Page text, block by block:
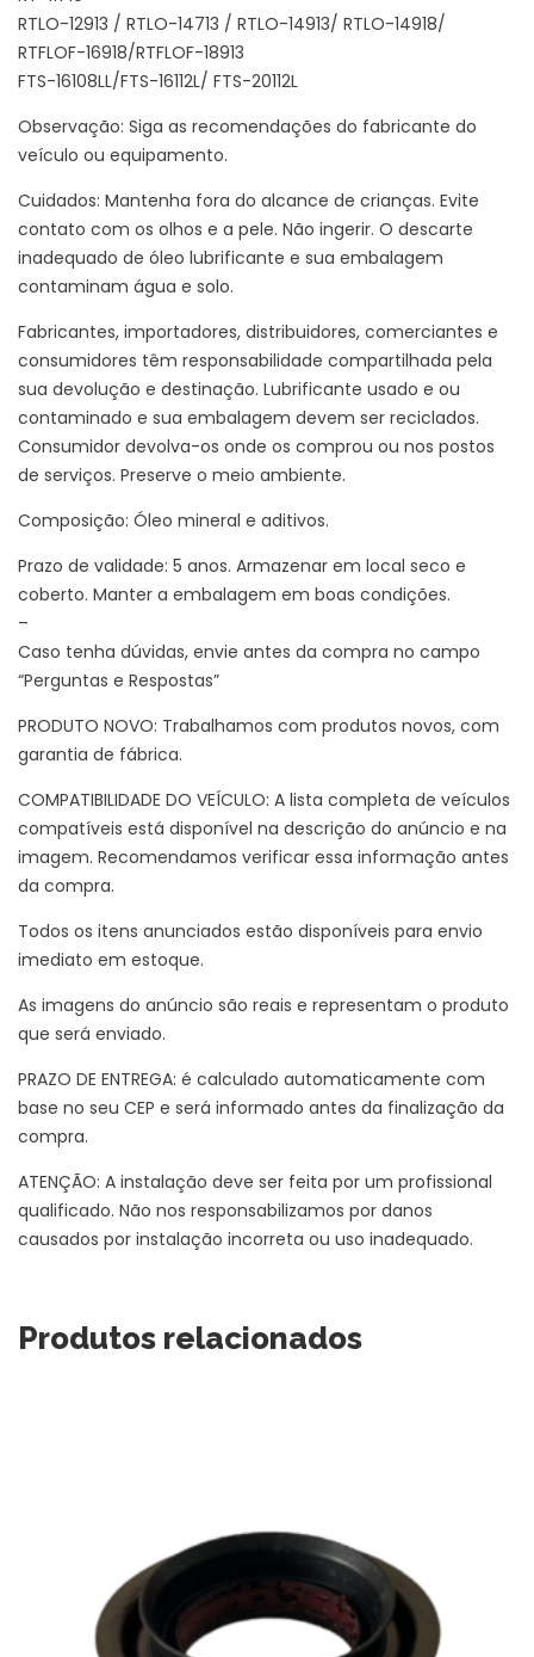
RTLO-12913 / RTLO-14713 / RTLO-14913/ RTLO-14918/
RTFLOF-16918/RTFLOF-18913
FTS-16108LL/FTS-16112L/ FTS-20112L
Observação: Siga as recomendações do fabricante do
veículo ou equipamento.
Cuidados: Mantenha fora do alcance de crianças. Evite
contato com os olhos e a pele. Não ingerir. O descarte
inadequado de óleo lubrificante e sua embalagem
contaminam água e solo.
Fabricantes, importadores, distribuidores, comerciantes e
consumidores têm responsabilidade compartilhada pela
sua devolução e destinação. Lubrificante usado e ou
contaminado e sua embalagem devem ser reciclados.
Consumidor devolva-os onde os comprou ou nos postos
de serviços. Preserve o meio ambiente.
Composição: Óleo mineral e aditivos.
Prazo de validade: 5 anos. Armazenar em local seco e
coberto. Manter a embalagem em boas condições.
–
Caso tenha dúvidas, envie antes da compra no campo
“Perguntas e Respostas”
PRODUTO NOVO: Trabalhamos com produtos novos, com
garantia de fábrica.
COMPATIBILIDADE DO VEÍCULO: A lista completa de veículos
compatíveis está disponível na descrição do anúncio e na
imagem. Recomendamos verificar essa informação antes
da compra.
Todos os itens anunciados estão disponíveis para envio
imediato em estoque.
As imagens do anúncio são reais e representam o produto
que será enviado.
PRAZO DE ENTREGA: é calculado automaticamente com
base no seu CEP e será informado antes da finalização da
compra.
ATENÇÃO: A instalação deve ser feita por um profissional
qualificado. Não nos responsabilizamos por danos
causados por instalação incorreta ou uso inadequado.
Produtos relacionados